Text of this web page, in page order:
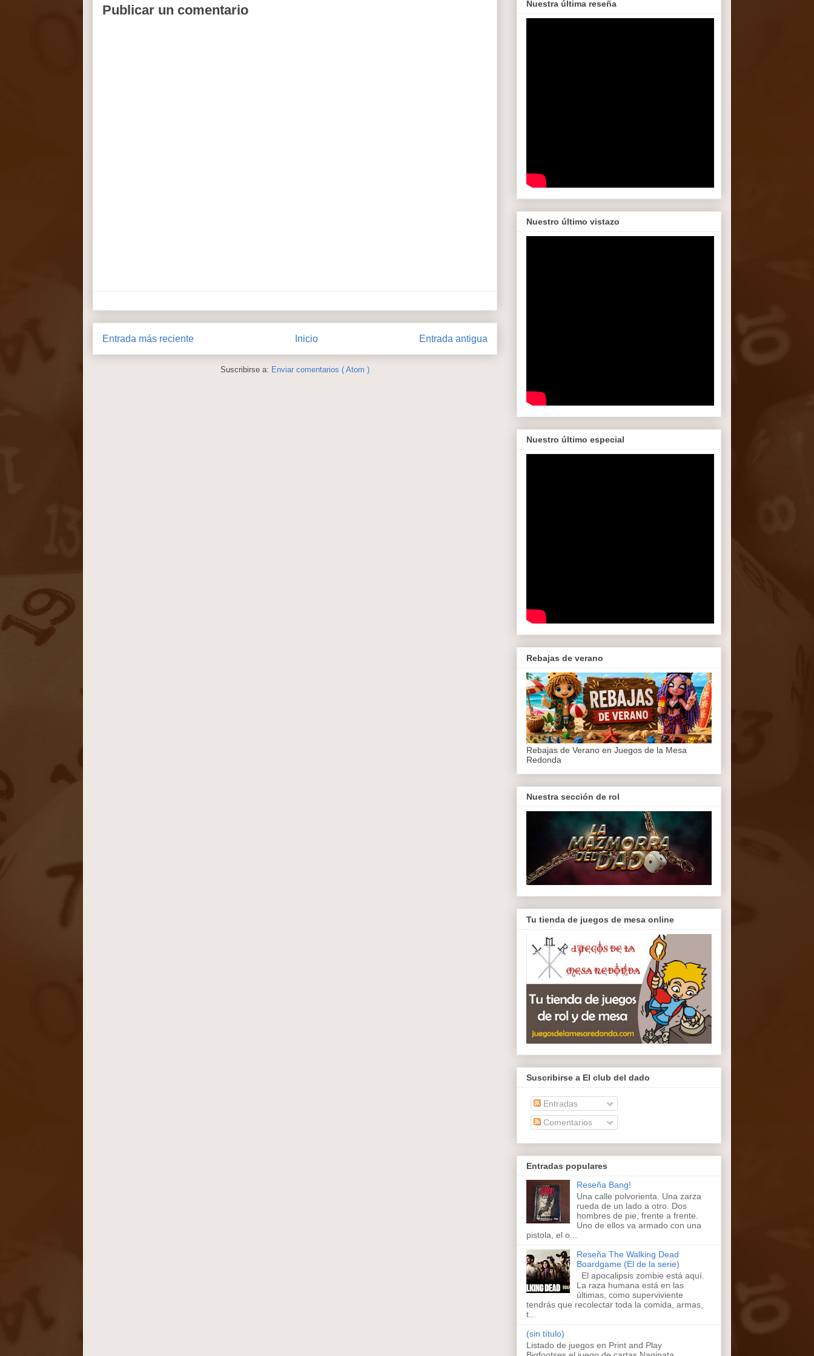
Publicar un comentario
Entrada más reciente Entrada antigua
Inicio
Suscribirse a: Enviar comentarios ( Atom )
Nuestra última reseña
Nuestro último vistazo
Nuestro último especial
Rebajas de verano
Rebajas de Verano en Juegos de la Mesa
Redonda
Nuestra sección de rol
Tu tienda de juegos de mesa online
Suscribirse a El club del dado
Entradas
Comentarios
Entradas populares
Reseña Bang!
Una calle polvorienta. Una zarza
rueda de un lado a otro. Dos
hombres de pie, frente a frente.
Uno de ellos va armado con una
pistola, el o...
Reseña The Walking Dead
Boardgame (El de la serie)
El apocalipsis zombie está aquí.
La raza humana está en las
últimas, como superviviente
tendrás que recolectar toda la comida, armas,
t...
(sin título)
Listado de juegos en Print and Play